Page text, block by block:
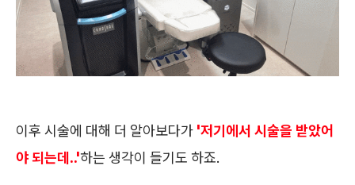
이후 시술에 대해 더 알아보다가 '저기에서 시술을 받았어
야 되는데..'하는 생각이 들기도 하죠.